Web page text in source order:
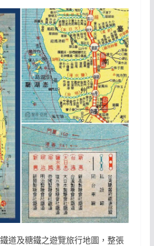
道及糖鐵之遊覽旅行地圖，整張